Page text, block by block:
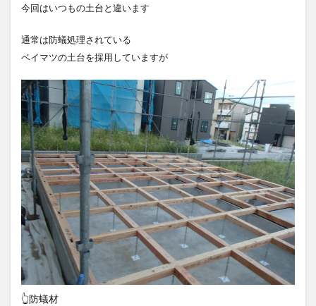
今回はいつもの土台と違います
通常は防蟻処理されている
ベイマツの土台を採用していますが
👆防蟻材